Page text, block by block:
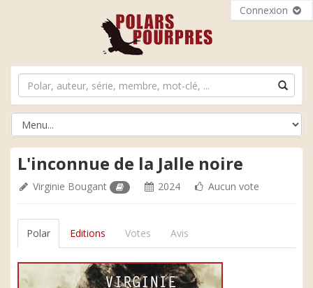
Connexion
L'inconnue de la Jalle noire
Virginie Bougant 2024 Aucun vote
Polar Editions Votes Avis